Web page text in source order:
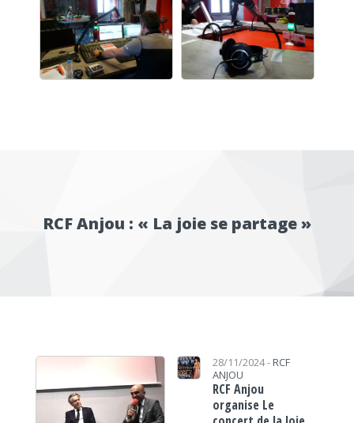
RCF Anjou : « La joie se partage »
28/11/2024 - RCF
ANJOU
RCF Anjou
organise Le